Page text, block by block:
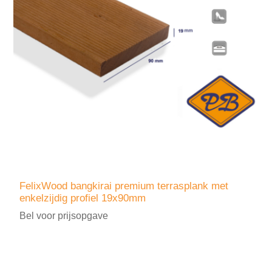
FelixWood bangkirai premium terrasplank met
enkelzijdig profiel 19x90mm
Bel voor prijsopgave